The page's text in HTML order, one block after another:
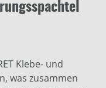
Klebe- und
was zusammen